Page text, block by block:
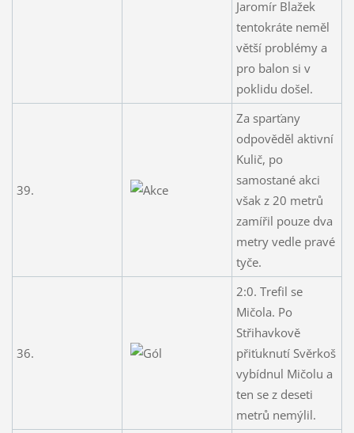
Jaromír Blažek
tentokráte neměl
větší problémy a
pro balon si v
poklidu došel.
39.
Za sparťany
odpověděl aktivní
Kulič, po
samostané akci
však z 20 metrů
zamířil pouze dva
metry vedle pravé
tyče.
36.
2:0. Trefil se
Mičola. Po
Střihavkově
přiťuknutí Svěrkoš
vybídnul Mičolu a
ten se z deseti
metrů nemýlil.